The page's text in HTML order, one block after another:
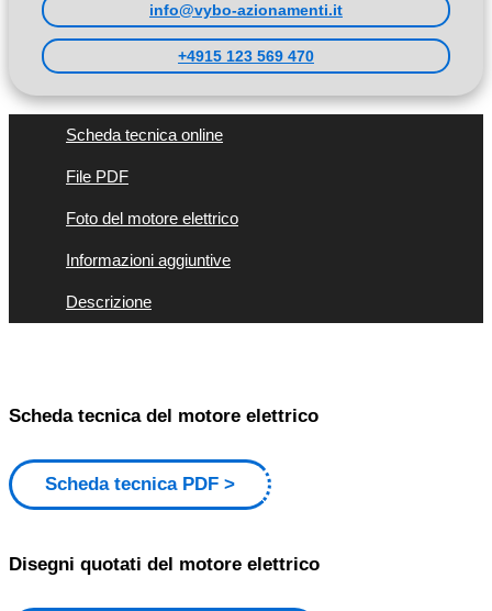
info@vybo-azionamenti.it
+4915 123 569 470
Scheda tecnica online
File PDF
Foto del motore elettrico
Informazioni aggiuntive
Descrizione
Scheda tecnica del motore elettrico
Scheda tecnica PDF
Disegni quotati del motore elettrico